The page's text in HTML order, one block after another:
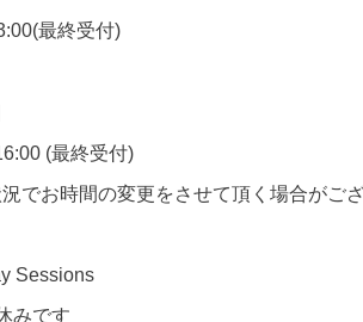
最終受付)
(最終受付)
でお時間の変更をさせて頂く場合がござ
Sessions
みです